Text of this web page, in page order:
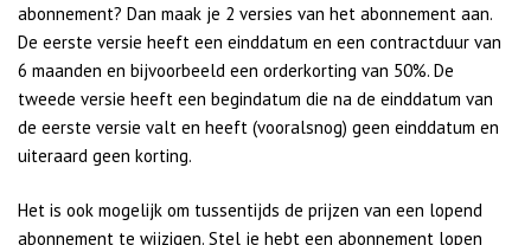
abonnement? Dan maak je 2 versies van het abonnement aan.
De eerste versie heeft een einddatum en een contractduur van
6 maanden en bijvoorbeeld een orderkorting van 50%. De
tweede versie heeft een begindatum die na de einddatum van
de eerste versie valt en heeft (vooralsnog) geen einddatum en
uiteraard geen korting.
Het is ook mogelijk om tussentijds de prijzen van een lopend
abonnement te wijzigen. Stel je hebt een abonnement lopen